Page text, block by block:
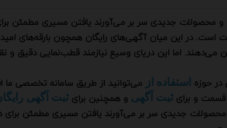
و محصولات جدیدی سر بر می‌آورند یافتن مسیری مطمئن
است. در این میان آگهی‌های رایگان همچون بارقه‌های
می‌دهند. اما این دریای وسیع نیازمند قطب‌نمایی دقیق
حوزه استفاده از می‌توانید از طریق سامانه تخصصی ما
قسمت و برای ثبت آگهی و همچنین برای ثبت آگهی
و محصولات جدیدی سر بر می‌آورند یافتن مسیری مطمئن